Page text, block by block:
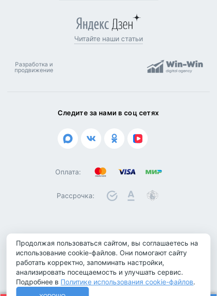
Продолжая пользоваться сайтом, вы соглашаетесь на
использование cookie-файлов. Они помогают сайту
работать корректно, запоминать настройки,
анализировать посещаемость и улучшать сервис.
Подробнее в Политике использования cookie-файлов.
Следите за нами в соц сетях
Оплата:
Рассрочка:
Политика конфиденциальности
Политика обработки персональных данных
Политика использования cookie-файлов
Читайте наши статьи
Разработка и
продвижение
Не является публичной офертой